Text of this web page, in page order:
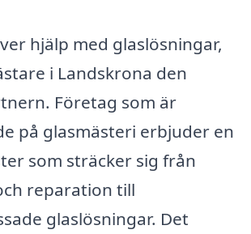
hjälp med glaslösningar,
i Landskrona den
Företag som är
på glasmästeri erbjuder en
som sträcker sig från
reparation till
glaslösningar. Det